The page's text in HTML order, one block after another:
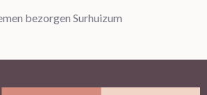
bezorgen Surhuizum